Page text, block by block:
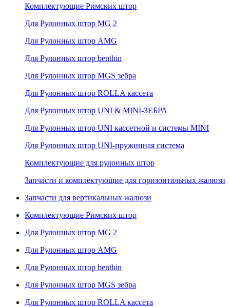
Комплектующие Римских штор
Для Рулонных штор MG 2
Для Рулонных штор AMG
Для Рулонных штор benthin
Для Рулонных штор MGS зебра
Для Рулонных штор ROLLA кассета
Для Рулонных штор UNI & MINI-ЗЕБРА
Для Рулонных штор UNI кассетной и системы MINI
Для Рулонных штор UNI-пружинная система
Комплектующие для рулонных штор
Запчасти и комплектующие для горизонтальных жалюзи
Запчасти для вертикальных жалюзи
Комплектующие Римских штор
Для Рулонных штор MG 2
Для Рулонных штор AMG
Для Рулонных штор benthin
Для Рулонных штор MGS зебра
Для Рулонных штор ROLLA кассета